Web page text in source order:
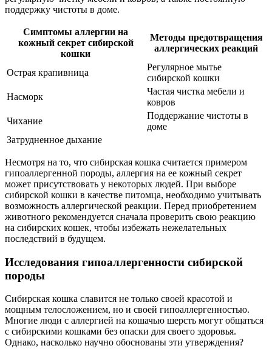
поддержку чистоты в доме.
Симптомы аллергии на
кожный секрет сибирской
кошки
Методы предотвращения
аллергических реакций
Острая крапивница
Регулярное мытье
сибирской кошки
Насморк
Частая чистка мебели и
ковров
Чихание
Поддержание чистоты в
доме
Затрудненное дыхание
Несмотря на то, что сибирская кошка считается примером
гипоаллергенной породы, аллергия на ее кожный секрет
может присутствовать у некоторых людей. При выборе
сибирской кошки в качестве питомца, необходимо учитывать
возможность аллергической реакции. Перед приобретением
животного рекомендуется сначала проверить свою реакцию
на сибирских кошек, чтобы избежать нежелательных
последствий в будущем.
Исследования гипоаллергенности сибирской
породы
Сибирская кошка славится не только своей красотой и
мощным телосложением, но и своей гипоаллергенностью.
Многие люди с аллергией на кошачью шерсть могут общаться
с сибирскими кошками без опаски для своего здоровья.
Однако, насколько научно обоснованы эти утверждения?